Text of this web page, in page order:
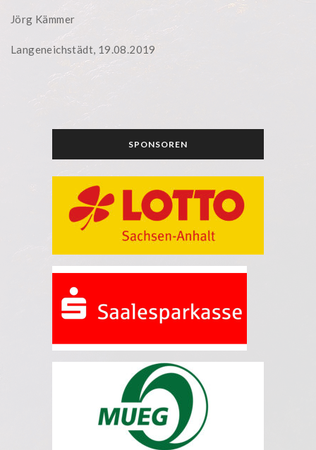
Jörg Kämmer
Langeneichstädt, 19.08.2019
SPONSOREN